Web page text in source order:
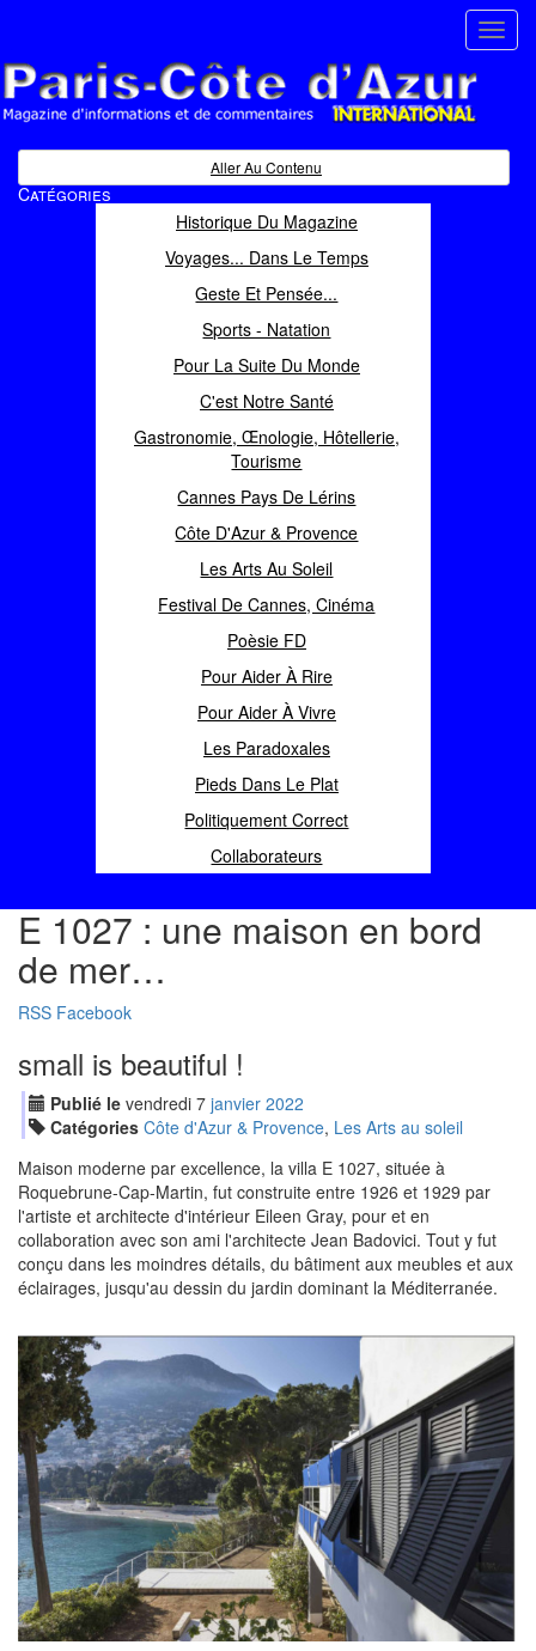
Magazine d'informations et de commentaires
Aller Au Contenu
Catégories
Historique Du Magazine
Voyages... Dans Le Temps
Geste Et Pensée...
Sports - Natation
Pour La Suite Du Monde
C'est Notre Santé
Gastronomie, Œnologie, Hôtellerie,
Tourisme
Cannes Pays De Lérins
Côte D'Azur & Provence
Les Arts Au Soleil
Festival De Cannes, Cinéma
Poèsie FD
Pour Aider À Rire
Pour Aider À Vivre
Les Paradoxales
Pieds Dans Le Plat
Politiquement Correct
Collaborateurs
E 1027 : une maison en bord
de mer…
RSS Facebook
small is beautiful !
Publié le vendredi 7 janvier 2022
Catégories Côte d'Azur & Provence, Les Arts au soleil
Maison moderne par excellence, la villa E 1027, située à
Roquebrune-Cap-Martin, fut construite entre 1926 et 1929 par
l'artiste et architecte d'intérieur Eileen Gray, pour et en
collaboration avec son ami l'architecte Jean Badovici. Tout y fut
conçu dans les moindres détails, du bâtiment aux meubles et aux
éclairages, jusqu'au dessin du jardin dominant la Méditerranée.